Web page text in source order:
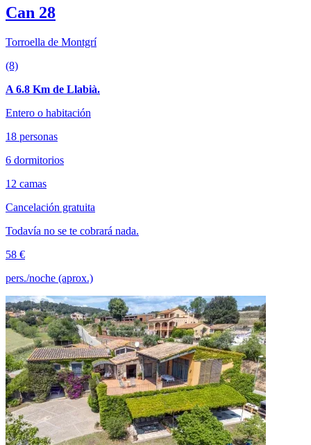
Can 28
Torroella de Montgrí
(8)
A 6.8 Km de Llabià.
Entero o habitación
18 personas
6 dormitorios
12 camas
Cancelación gratuita
Todavía no se te cobrará nada.
58 €
pers./noche (aprox.)